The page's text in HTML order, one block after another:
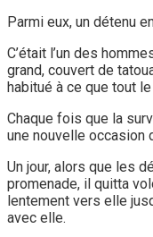
Parmi eux, un détenu
C’était l’un des
grand, couvert de
habitué à ce que tout
Chaque fois que la
une nouvelle occasion
Un jour, alors que les
promenade, il quitta
lentement vers elle
avec elle.